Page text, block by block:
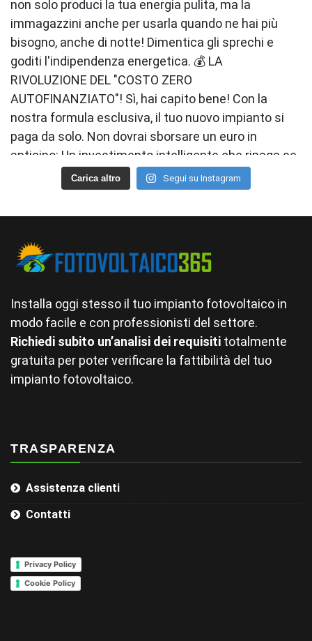
Carica altro Segui su Instagram
Installa oggi stesso il tuo impianto fotovoltaico in
modo facile e con professionisti del settore.
Richiedi subito un’analisi dei requisiti totalmente
gratuita per poter verificare la fattibilità del tuo
impianto fotovoltaico.
TRASPARENZA
Assistenza clienti
Contatti
Privacy Policy
Cookie Policy